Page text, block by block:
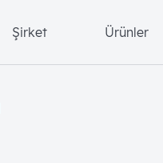
Şirket Ürünler